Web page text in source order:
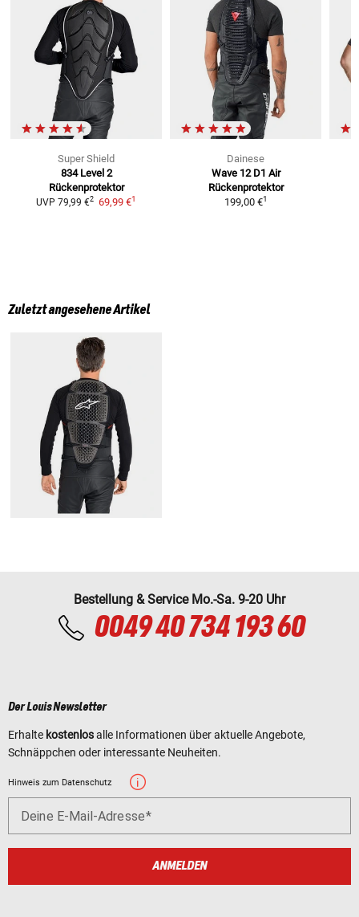
Super Shield
834 Level 2
Rückenprotektor
UVP 79,99 €2 69,99 €1
Dainese
Wave 12 D1 Air
Rückenprotektor
199,00 €1
Zuletzt angesehene Artikel
Bestellung & Service Mo.-Sa. 9-20 Uhr
0049 40 734 193 60
Der Louis Newsletter
Erhalte kostenlosalle Informationen über aktuelle Angebote,
Schnäppchen oder interessante Neuheiten.
Hinweis zum Datenschutz
Deine E-Mail-Adresse
ANMELDEN